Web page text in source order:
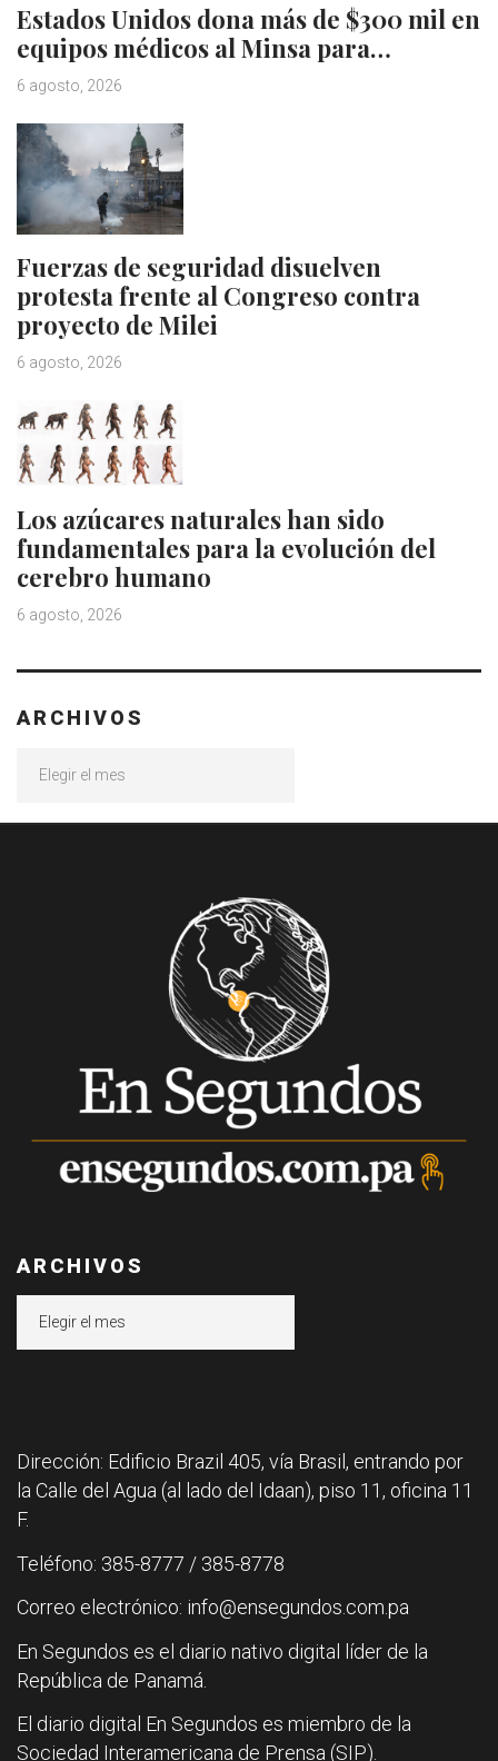
Estados Unidos dona más de $300 mil en
equipos médicos al Minsa para…
6 agosto, 2026
Fuerzas de seguridad disuelven
protesta frente al Congreso contra
proyecto de Milei
6 agosto, 2026
Los azúcares naturales han sido
fundamentales para la evolución del
cerebro humano
6 agosto, 2026
ARCHIVOS
ARCHIVOS
Dirección: Edificio Brazil 405, vía Brasil, entrando por
la Calle del Agua (al lado del Idaan), piso 11, oficina 11
F.
Teléfono: 385-8777 / 385-8778
Correo electrónico: info@ensegundos.com.pa
En Segundos es el diario nativo digital líder de la
República de Panamá.
El diario digital En Segundos es miembro de la
Sociedad Interamericana de Prensa (SIP).